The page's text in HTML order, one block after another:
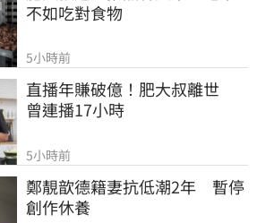
不如吃對食物
5小時前
直播年賺破億！肥大叔離世
曾連播17小時
5小時前
鄭靚歆德籍妻抗低潮2年　暫停
創作休養